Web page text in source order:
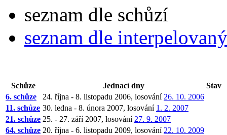
seznam dle schůzí
seznam dle
Schůze Jednací dny
Stav
6. schůze
24. října - 8. listopadu 2006, losování 26. 10. 2006
11. schůze 30. ledna - 8. února 2007, losování 1. 2. 2007
21. schůze 25. - 27. září 2007, losování 27. 9. 2007
64. schůze 20. října - 6. listopadu 2009, losování 22. 10. 2009